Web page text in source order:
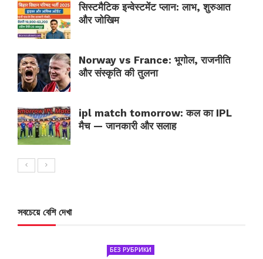
सिस्टमैटिक इन्वेस्टमेंट प्लान: लाभ, शुरुआत
और जोखिम
Norway vs France: भूगोल, राजनीति
और संस्कृति की तुलना
ipl match tomorrow: कल का IPL
मैच — जानकारी और सलाह
সবচেয়ে বেশি দেখা
БЕЗ РУБРИКИ